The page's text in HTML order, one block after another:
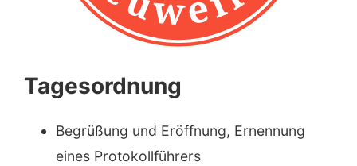
Tagesordnung
Begrüßung und Eröffnung, Ernennung
eines Protokollführers